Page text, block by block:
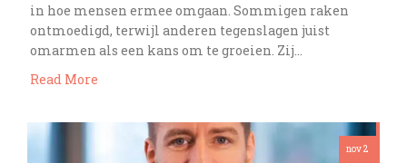
in hoe mensen ermee omgaan. Sommigen raken
ontmoedigd, terwijl anderen tegenslagen juist
omarmen als een kans om te groeien. Zij…
Read More
nov 2